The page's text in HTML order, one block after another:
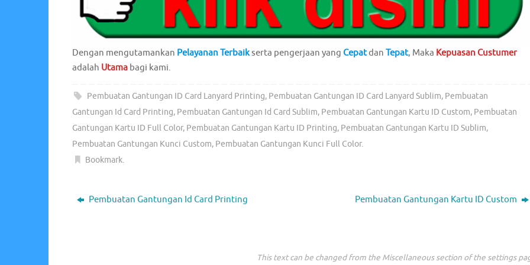
Dengan mengutamankan Pelayanan Terbaikserta pengerjaan yang Cepatdan Tepat, Maka Kepuasan Custumer
adalah Utama bagi kami.
Pembuatan Gantungan ID Card Lanyard Printing, Pembuatan Gantungan ID Card Lanyard Sublim, Pembuatan
Gantungan Id Card Printing, Pembuatan Gantungan Id Card Sublim, Pembuatan Gantungan Kartu ID Custom, Pembuatan
Gantungan Kartu ID Full Color, Pembuatan Gantungan Kartu ID Printing, Pembuatan Gantungan Kartu ID Sublim,
Pembuatan Gantungan Kunci Custom, Pembuatan Gantungan Kunci Full Color.
Bookmark.
Pembuatan Gantungan Id Card Printing Pembuatan Gantungan Kartu ID Custom
This text can be changed from the Miscellaneous section of the settings